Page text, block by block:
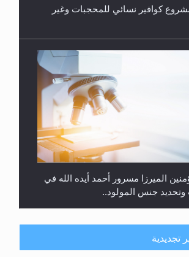
كوافير نسائي للمحجبات وغير
الميرزا مسرور أحمد أيده الله في
وتحديد جنس المولود..
تجديدية